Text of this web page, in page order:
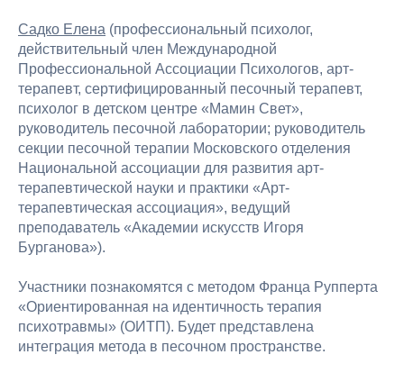
Садко Елена (профессиональный психолог,
действительный член Международной
Профессиональной Ассоциации Психологов, арт-
терапевт, сертифицированный песочный терапевт,
психолог в детском центре «Мамин Свет»,
руководитель песочной лаборатории; руководитель
секции песочной терапии Московского отделения
Национальной ассоциации для развития арт-
терапевтической науки и практики «Арт-
терапевтическая ассоциация», ведущий
преподаватель «Академии искусств Игоря
Бурганова»).
Участники познакомятся с методом Франца Рупперта
«Ориентированная на идентичность терапия
психотравмы» (ОИТП). Будет представлена
интеграция метода в песочном пространстве.